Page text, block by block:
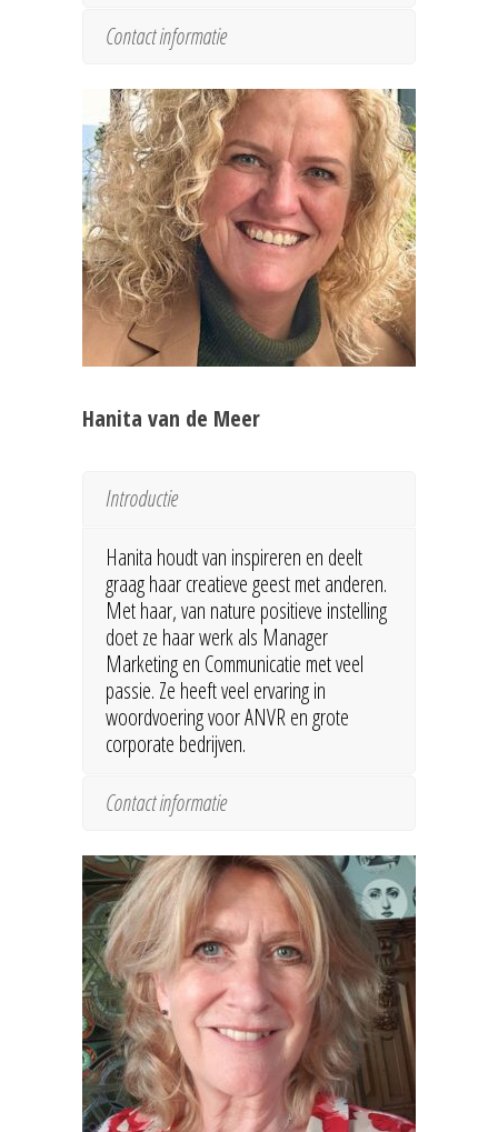
Contact informatie
Hanita van de Meer
Introductie
Hanita houdt van inspireren en deelt
graag haar creatieve geest met anderen.
Met haar, van nature positieve instelling
doet ze haar werk als Manager
Marketing en Communicatie met veel
passie. Ze heeft veel ervaring in
woordvoering voor ANVR en grote
corporate bedrijven.
Contact informatie